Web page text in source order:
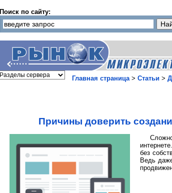
Поиск по сайту:
Главная страница> Статьи >
Причины доверить
без
Ведь